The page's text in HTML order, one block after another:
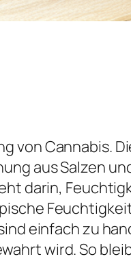
von Cannabis.
aus Salzen
darin,
einfach zu
wird. So